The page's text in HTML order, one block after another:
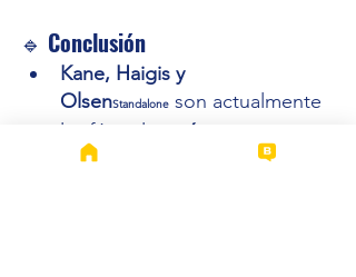
🔹 Conclusión
Kane, Haigis y
OlsenStandalone son actualmente
las fórmulas
más
confiables
para el cálculo del